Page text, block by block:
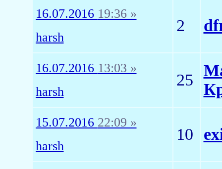
16.07.2016 19:36 »
harsh
2
16.07.2016 13:03 »
harsh
25
15.07.2016 22:09 »
harsh
10